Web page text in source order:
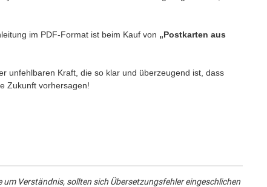
im PDF-Format ist beim Kauf von „Postkarten aus
unfehlbaren Kraft, die so klar und überzeugend ist, dass
Zukunft vorhersagen!
Verständnis, sollten sich Übersetzungsfehler eingeschlichen